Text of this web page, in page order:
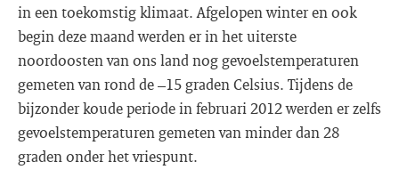
in een toekomstig klimaat. Afgelopen winter en ook
begin deze maand werden er in het uiterste
noordoosten van ons land nog gevoelstemperaturen
gemeten van rond de –15 graden Celsius. Tijdens de
bijzonder koude periode in februari 2012 werden er zelfs
gevoelstemperaturen gemeten van minder dan 28
graden onder het vriespunt.